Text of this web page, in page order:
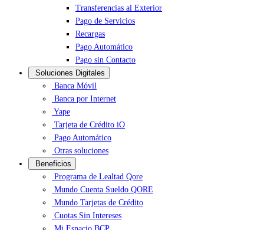
Transferencias al Exterior
Pago de Servicios
Recargas
Pago Automático
Pago sin Contacto
Soluciones Digitales
Banca Móvil
Banca por Internet
Yape
Tarjeta de Crédito iO
Pago Automático
Otras soluciones
Beneficios
Programa de Lealtad Qore
Mundo Cuenta Sueldo QORE
Mundo Tarjetas de Crédito
Cuotas Sin Intereses